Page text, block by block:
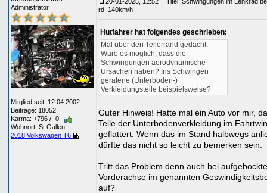
Administrator
Mitglied seit: 12.04.2002
Beiträge: 18052
Karma: +796 / -0
Wohnort: St.Gallen
2018 Volkswagen T6
rd. 140km/h
Hutfahrer hat folgendes geschrieben:
Mal über den Tellerrand gedacht:
Wäre es möglich, dass die
Schwingungen aerodynamische
Ursachen haben? Ins Schwingen
geratene (Unterboden-)
Verkleidungsteile beispielsweise?
Guter Hinweis! Hatte mal ein Auto vor mir,
Teile der Unterbodenverkleidung im
geflattert. Wenn das im Stand halbwegs
dürfte das nicht so leicht zu bemerken sein.
Tritt das Problem denn auch bei
Vorderachse im genannten
auf?